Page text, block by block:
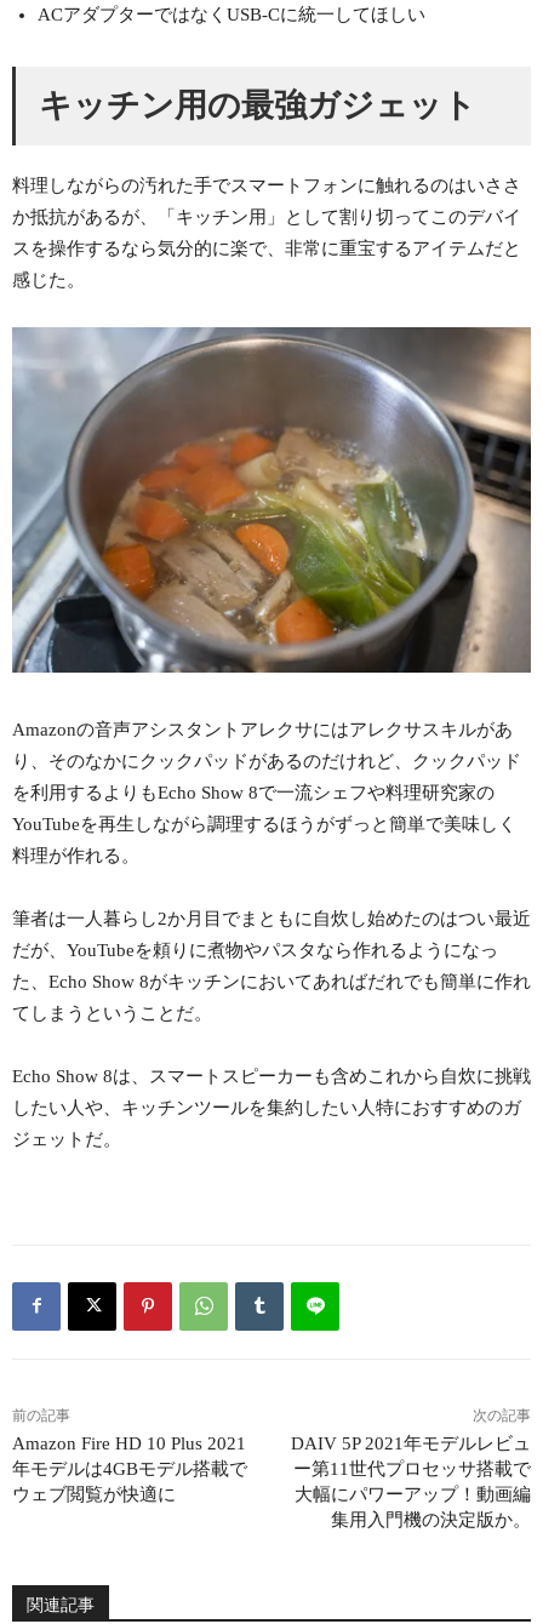
ACアダプターではなくUSB-Cに統一してほしい
キッチン用の最強ガジェット
料理しながらの汚れた手でスマートフォンに触れるのはいささ
か抵抗があるが、「キッチン用」として割り切ってこのデバイ
スを操作するなら気分的に楽で、非常に重宝するアイテムだと
感じた。
Amazonの音声アシスタントアレクサにはアレクサスキルがあ
り、そのなかにクックパッドがあるのだけれど、クックパッド
を利用するよりもEcho Show 8で一流シェフや料理研究家の
YouTubeを再生しながら調理するほうがずっと簡単で美味しく
料理が作れる。
筆者は一人暮らし2か月目でまともに自炊し始めたのはつい最近
だが、YouTubeを頼りに煮物やパスタなら作れるようになっ
た、Echo Show 8がキッチンにおいてあればだれでも簡単に作れ
てしまうということだ。
Echo Show 8は、スマートスピーカーも含めこれから自炊に挑戦
したい人や、キッチンツールを集約したい人特におすすめのガ
ジェットだ。
前の記事
Amazon Fire HD 10 Plus 2021
年モデルは4GBモデル搭載で
ウェブ閲覧が快適に
次の記事
DAIV 5P 2021年モデルレビュ
ー第11世代プロセッサ搭載で
大幅にパワーアップ！動画編
集用入門機の決定版か。
関連記事